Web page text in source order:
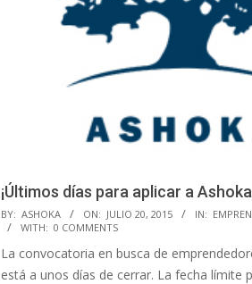
¡Últimos días para aplicar a
2015-
07-
20
BY: ASHOKA ON: JULIO 20, 2015 IN:
WITH: 0 COMMENTS
La convocatoria en busca de
está a unos días de cerrar. La fecha límite